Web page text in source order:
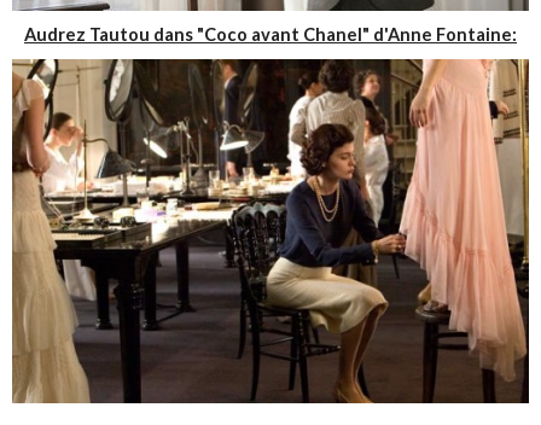
Audrez Tautou dans "Coco avant Chanel" d'Anne Fontaine: